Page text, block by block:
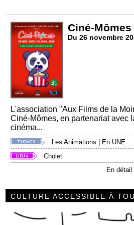
Ciné-
Du 26 novembre
L'association "Aux Films de la
Ciné-Mômes, en partenariat avec
cinéma...
Les Animations
En UNE
Cholet
En
CULTURE ACCESSIBLE À